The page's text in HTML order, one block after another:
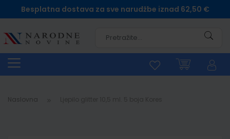
Besplatna dostava za sve narudžbe iznad 62,50 €
Naslovna